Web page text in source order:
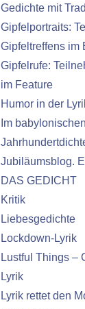
Gedichte mit
Gipfelportraits:
Gipfeltreffens im
Gipfelrufe:
im Feature
Humor in der
Im
Jubiläumsblog.
DAS GEDICHT
Kritik
Liebesgedichte
Lockdown-Lyrik
Lustful Things –
Lyrik
Lyrik rettet den